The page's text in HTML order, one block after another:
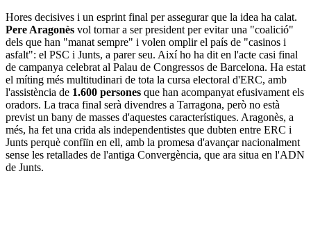
Hores decisives i un esprint final per assegurar que la idea ha calat.
Pere Aragonès vol tornar a ser president per evitar una "coalició"
dels que han "manat sempre" i volen omplir el país de "casinos i
asfalt": el PSC i Junts, a parer seu. Així ho ha dit en l'acte casi final
de campanya celebrat al Palau de Congressos de Barcelona. Ha estat
el míting més multitudinari de tota la cursa electoral d'ERC, amb
l'assistència de 1.600 persones que han acompanyat efusivament els
oradors. La traca final serà divendres a Tarragona, però no està
previst un bany de masses d'aquestes característiques. Aragonès, a
més, ha fet una crida als independentistes que dubten entre ERC i
Junts perquè confiïn en ell, amb la promesa d'avançar nacionalment
sense les retallades de l'antiga Convergència, que ara situa en l'ADN
de Junts.